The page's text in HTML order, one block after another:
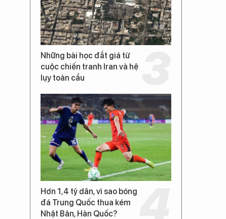
Những bài học đắt giá từ
cuộc chiến tranh Iran và hệ
lụy toàn cầu
Hơn 1,4 tỷ dân, vì sao bóng
đá Trung Quốc thua kém
Nhật Bản, Hàn Quốc?